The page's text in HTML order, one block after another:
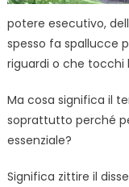
potere esecutivo,
spesso fa spallucce
riguardi o che tocchi
Ma cosa significa il
soprattutto perché
essenziale?
Significa zittire il